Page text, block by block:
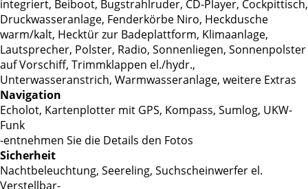
integriert, Beiboot, Bugstrahlruder, CD-Player, Cockpittisch,
Druckwasseranlage, Fenderkörbe Niro, Heckdusche
warm/kalt, Hecktür zur Badeplattform, Klimaanlage,
Lautsprecher, Polster, Radio, Sonnenliegen, Sonnenpolster
auf Vorschiff, Trimmklappen el./hydr.,
Unterwasseranstrich, Warmwasseranlage, weitere Extras
Navigation
Echolot, Kartenplotter mit GPS, Kompass, Sumlog, UKW-
Funk
-entnehmen Sie die Details den Fotos
Sicherheit
Nachtbeleuchtung, Seereling, Suchscheinwerfer el.
Verstellbar-